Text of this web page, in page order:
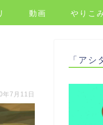
動画 やりこ
7月11日
「ア